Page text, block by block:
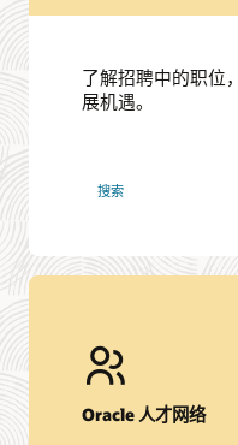
了解招聘中的职位
展机遇。
搜索
Oracle 人才网络